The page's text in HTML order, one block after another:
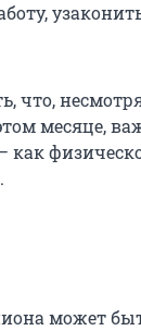
что,
месяце,
как
может